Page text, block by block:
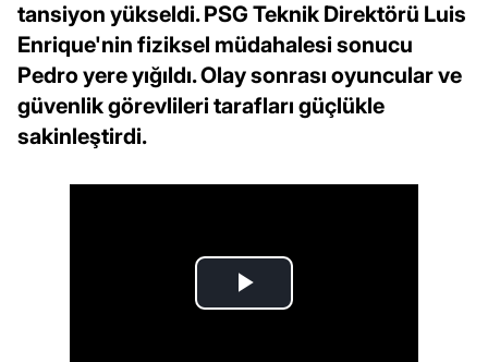
tansiyon yükseldi. PSG Teknik Direktörü Luis
Enrique'nin fiziksel müdahalesi sonucu
Pedro yere yığıldı. Olay sonrası oyuncular ve
güvenlik görevlileri tarafları güçlükle
sakinleştirdi.